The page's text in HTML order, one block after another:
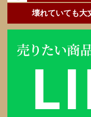
壊れていても大